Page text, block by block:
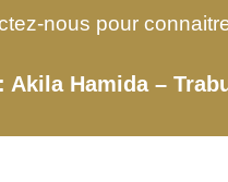
nous pour
Akila Hamida –